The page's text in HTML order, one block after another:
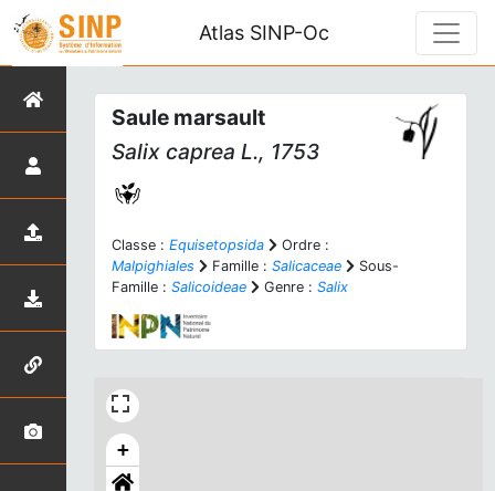
Atlas SINP-Oc
Saule marsault
Salix caprea L., 1753
Classe : Equisetopsida
Ordre :
Malpighiales
Famille : Salicaceae
Sous-
Famille : Salicoideae Genre : Salix
+